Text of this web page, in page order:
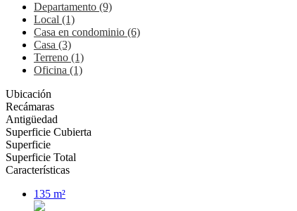
Departamento (9)
Local (1)
Casa en condominio (6)
Casa (3)
Terreno (1)
Oficina (1)
Ubicación
Recámaras
Antigüedad
Superficie Cubierta
Superficie
Superficie Total
Características
135 m²